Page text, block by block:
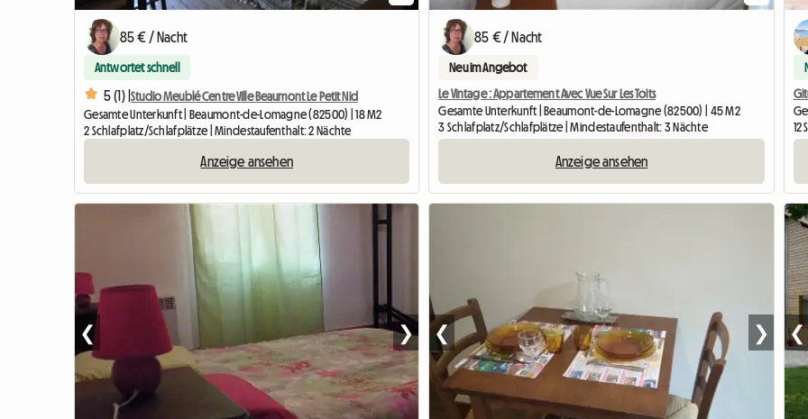
85 € / Nacht
Antwortet schnell
5 (1) |Studio Meublé Centre Ville Beaumont Le Petit Nid
Gesamte Unterkunft | Beaumont-de-Lomagne (82500) | 18 M2
2 Schlafplatz/Schlafplätze | Mindestaufenthalt: 2 Nächte
Anzeige ansehen
85 € / Nacht
Neu im Angebot
Le Vintage : Appartement Avec Vue Sur Les Toits
Gesamte Unterkunft | Beaumont-de-Lomagne (82500) | 45 M2
3 Schlafplatz/Schlafplätze | Mindestaufenthalt: 3 Nächte
Anzeige ansehen
12
❮ ❯ ❮ ❯ ❮